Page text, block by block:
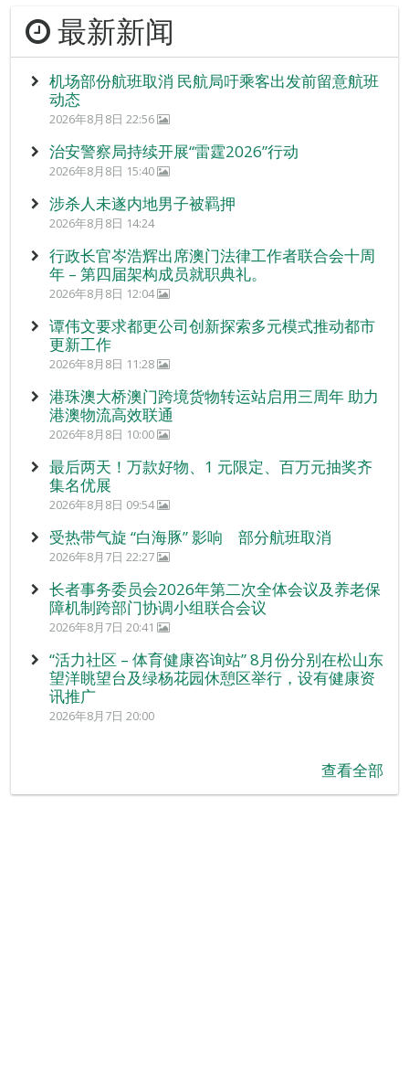
最新新闻
机场部份航班取消 民航局吁乘客出发前留意航班
动态
2026年8月8日 22:56
治安警察局持续开展“雷霆2026”行动
2026年8月8日 15:40
涉杀人未遂内地男子被羁押
2026年8月8日 14:24
行政长官岑浩辉出席澳门法律工作者联合会十周
年 – 第四届架构成员就职典礼。
2026年8月8日 12:04
谭伟文要求都更公司创新探索多元模式推动都市
更新工作
2026年8月8日 11:28
港珠澳大桥澳门跨境货物转运站启用三周年 助力
港澳物流高效联通
2026年8月8日 10:00
最后两天！万款好物、1 元限定、百万元抽奖齐
集名优展
2026年8月8日 09:54
受热带气旋 “白海豚” 影响 部分航班取消
2026年8月7日 22:27
长者事务委员会2026年第二次全体会议及养老保
障机制跨部门协调小组联合会议
2026年8月7日 20:41
“活力社区 – 体育健康咨询站” 8月份分别在松山东
望洋眺望台及绿杨花园休憩区举行，设有健康资
讯推广
2026年8月7日 20:00
查看全部